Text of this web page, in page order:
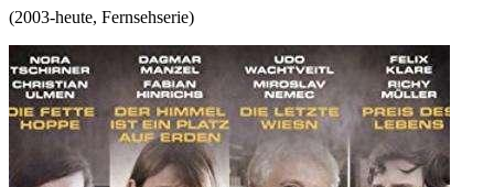
(2003-heute, Fernsehserie)